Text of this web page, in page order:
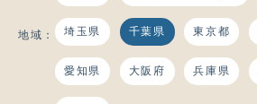
地域： 埼玉県 千葉県 東京都
愛知県 大阪府 兵庫県